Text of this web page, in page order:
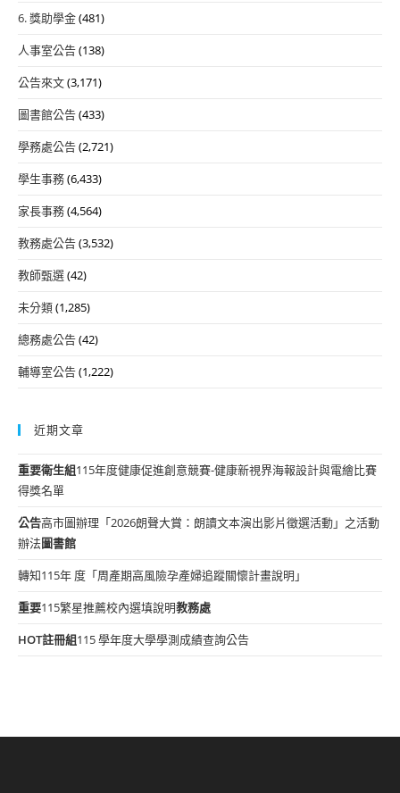
6. 獎助學金(481)
人事室公告(138)
公告來文(3,171)
圖書館公告(433)
學務處公告(2,721)
學生事務(6,433)
家長事務(4,564)
教務處公告(3,532)
教師甄選(42)
未分類(1,285)
總務處公告(42)
輔導室公告(1,222)
近期文章
重要衛生組115年度健康促進創意競賽-健康新視界海報設計與電繪比賽
得獎名單
公告高市圖辦理「2026朗聲大賞：朗讀文本演出影片徵選活動」之活動
辦法圖書館
轉知115年 度「周產期高風險孕產婦追蹤關懷計畫說明」
重要115繁星推薦校內選填說明教務處
HOT註冊組115 學年度大學學測成績查詢公告